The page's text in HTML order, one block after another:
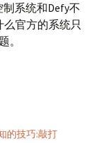
系统和Defy不
官方的系统只
。
的技巧:敲打